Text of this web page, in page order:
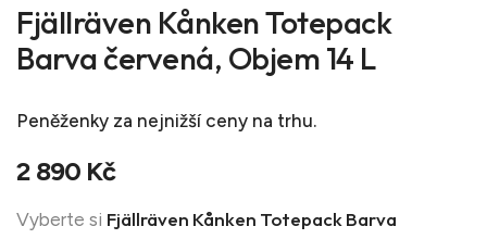
Fjällräven Kånken Totepack
Barva červená, Objem 14 L
Peněženky za nejnižší ceny na trhu.
2 890 Kč
Vyberte si Fjällräven Kånken Totepack Barva